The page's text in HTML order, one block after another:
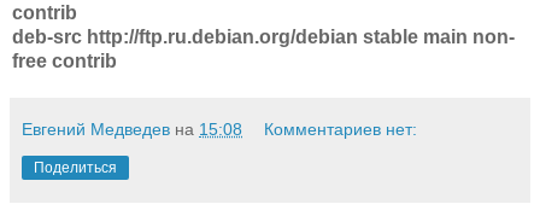
contrib
deb-src http://ftp.ru.debian.org/debian stable main non-
free contrib
Евгений Медведев на 15:08 Комментариев нет:
Поделиться